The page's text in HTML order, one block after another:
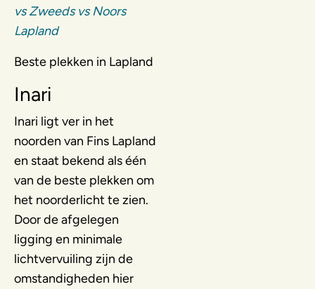
vs Zweeds vs Noors
Lapland
Beste plekken in Lapland
Inari
Inari ligt ver in het
noorden van Fins Lapland
en staat bekend als één
van de beste plekken om
het noorderlicht te zien.
Door de afgelegen
ligging en minimale
lichtvervuiling zijn de
omstandigheden hier